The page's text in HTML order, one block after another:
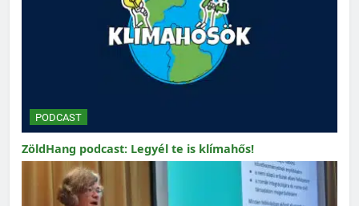
PODCAST
ZöldHang podcast: Legyél te is klímahős!